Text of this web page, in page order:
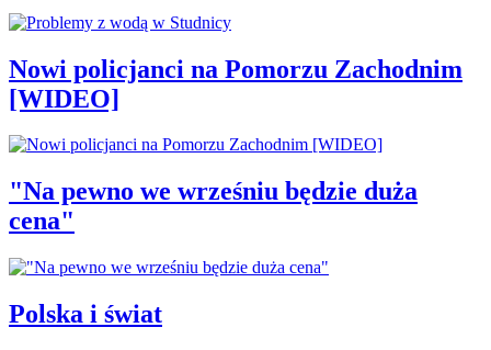
Nowi policjanci na Pomorzu Zachodnim
[WIDEO]
"Na pewno we wrześniu będzie duża
cena"
Polska i świat